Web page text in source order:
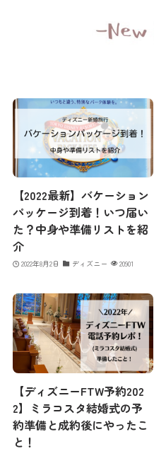
【2022最新】バケーション
パッケージ到着！いつ届い
た？中身や準備リストを紹
介
2022年8月2日 ディズニー 20901
【ディズニーFTW予約202
2】ミラコスタ結婚式の予
約準備と成約後にやったこ
と！